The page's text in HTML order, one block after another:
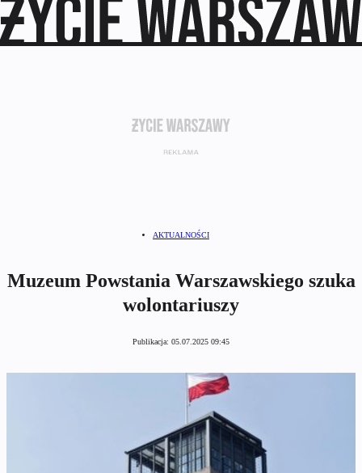
AKTUALNOŚCI
Muzeum Powstania Warszawskiego szuka
wolontariuszy
Publikacja: 05.07.2025 09:45